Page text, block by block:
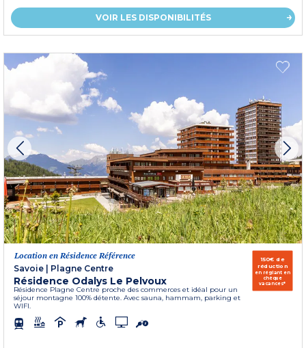
VOIR LES DISPONIBILITÉS
Location en Résidence Référence
Savoie | Plagne Centre
Résidence Odalys Le Pelvoux
Résidence Plagne Centre proche des commerces et idéal pour un
séjour montagne 100% détente. Avec sauna, hammam, parking et
WIFI.
150€ de
réduction
en réglant en
chèque
vacances*